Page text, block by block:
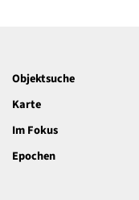
Objektsuche
Karte
Im Fokus
Epochen